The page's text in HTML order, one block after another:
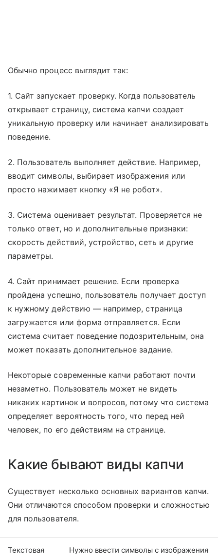
Обычно процесс выглядит так:
1. Сайт запускает проверку. Когда пользователь
открывает страницу, система капчи создает
уникальную проверку или начинает анализировать
поведение.
2. Пользователь выполняет действие. Например,
вводит символы, выбирает изображения или
просто нажимает кнопку «Я не робот».
3. Система оценивает результат. Проверяется не
только ответ, но и дополнительные признаки:
скорость действий, устройство, сеть и другие
параметры.
4. Сайт принимает решение. Если проверка
пройдена успешно, пользователь получает доступ
к нужному действию — например, страница
загружается или форма отправляется. Если
система считает поведение подозрительным, она
может показать дополнительное задание.
Некоторые современные капчи работают почти
незаметно. Пользователь может не видеть
никаких картинок и вопросов, потому что система
определяет вероятность того, что перед ней
человек, по его действиям на странице.
Какие бывают виды капчи
Существует несколько основных вариантов капчи.
Они отличаются способом проверки и сложностью
для пользователя.
Текстовая Нужно ввести символы с изображения